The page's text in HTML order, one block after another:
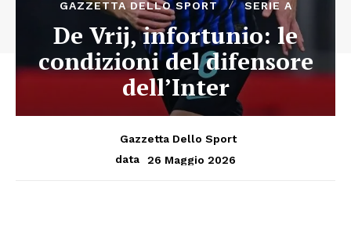
GAZZETTA DELLO SPORT SERIE A
De Vrij, infortunio: le
condizioni del difensore
dell’Inter
Gazzetta Dello Sport
data
26 Maggio 2026